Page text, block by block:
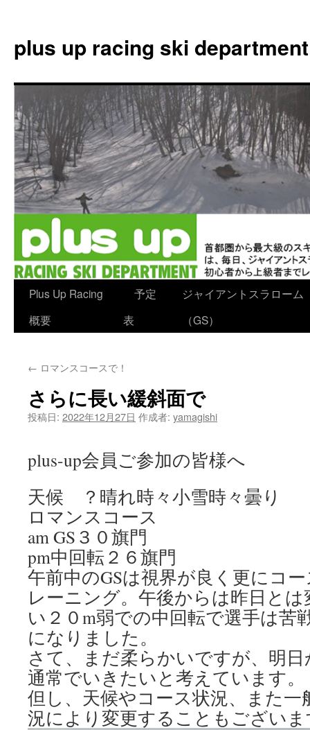
plus up racing ski department
ン
ン
へ
ッ
Plus Up Racing
概要
予定
表
ジャイアントスラローム
（GS）
← ロマンスコースで！
さらに長い緩斜面で
投稿日: 2022年12月27日 作成者: yamagishi
plus-up会員ご参加の皆様へ
天候 ？晴れ時々小雪時々曇り
ロマンスコース
am GS３０旗門
pm中回転２６旗門
午前中のGSは視界が良く更にコ
レーニング。午後からは昨日と
い２０m弱での中回転で選手は苦
になりました。
さて、まだ柔らかいですが、明
通常でいきたいと考えています。
但し、天候やコース状況、また一
況により変更することもござい